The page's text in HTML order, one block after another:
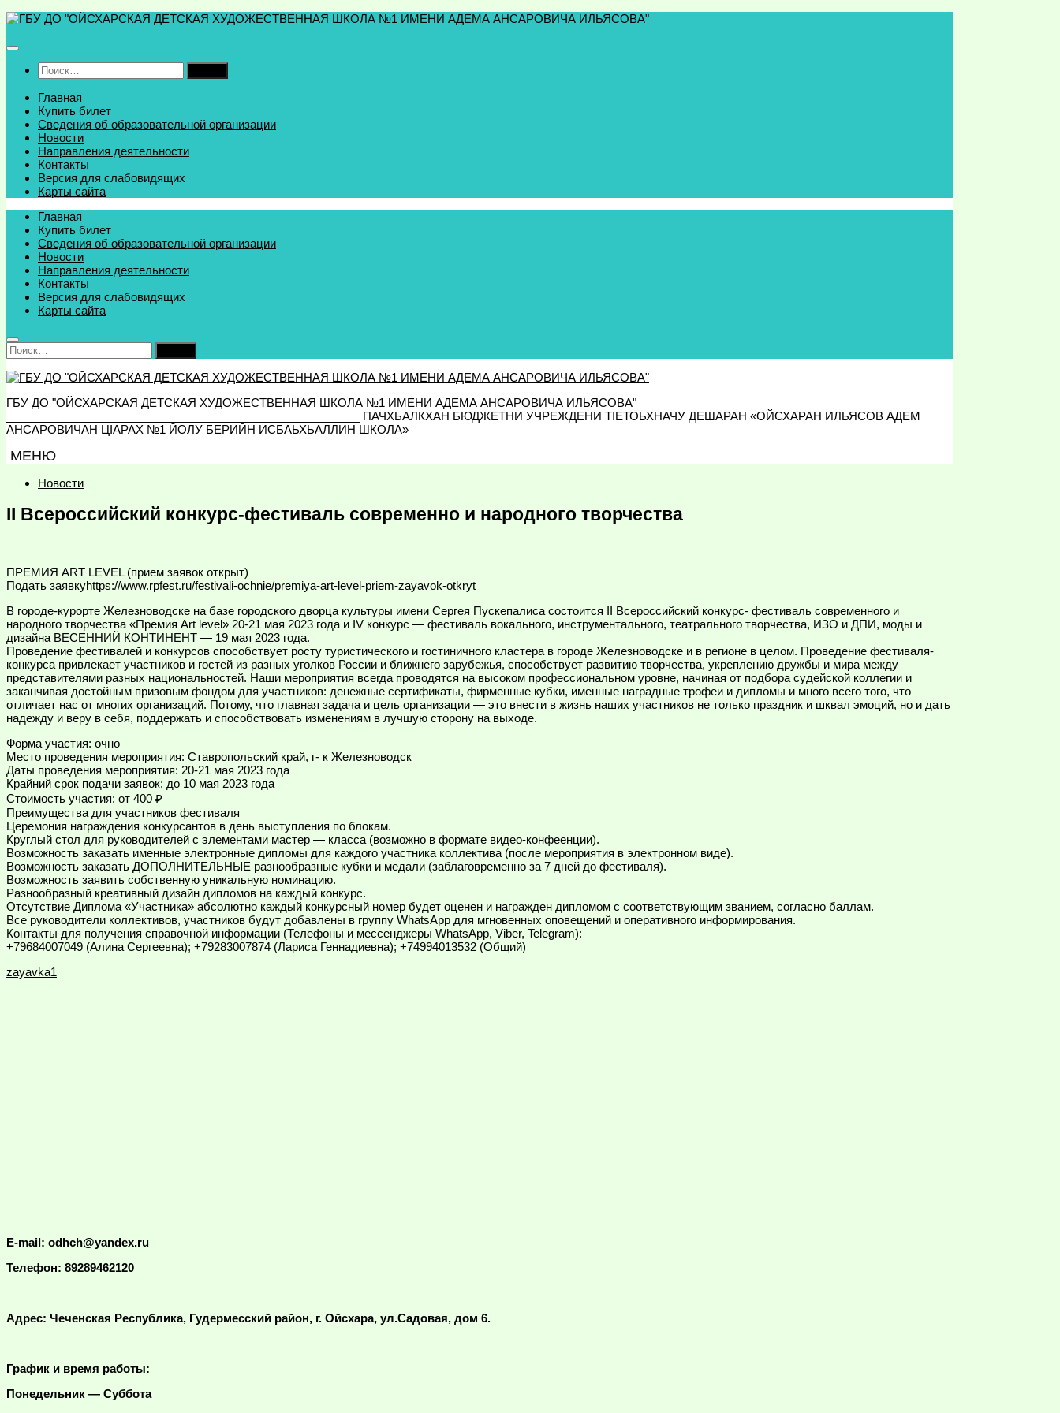
Перейти
содержимому
Найти:
Главная
Купить билет
Сведения об образовательной организации
Новости
Направления деятельности
Контакты
Версия для слабовидящих
Карты сайта
Главная
Купить билет
Сведения об образовательной организации
Новости
Направления деятельности
Контакты
Версия для слабовидящих
Карты сайта
Найти:
ГБУ ДО "ОЙСХАРСКАЯ ДЕТСКАЯ ХУДОЖЕСТВЕННАЯ ШКОЛА №1 ИМЕНИ АДЕМА АНСАРОВИЧА ИЛЬЯСОВА"
________________________________________________________ ПАЧХЬАЛКХАН БЮДЖЕТНИ УЧРЕЖДЕНИ ТIЕТОЬХНАЧУ ДЕШАРАН «ОЙСХАРАН ИЛЬЯСОВ АДЕМ
АНСАРОВИЧАН ЦIАРАХ №1 ЙОЛУ БЕРИЙН ИСБАЬХЬАЛЛИН ШКОЛА»
МЕНЮ
Новости
II Всероссийский конкурс-фестиваль современно и народного творчества
ПРЕМИЯ ART LEVEL (прием заявок открыт)
Подать заявкуhttps://www.rpfest.ru/festivali-ochnie/premiya-art-level-priem-zayavok-otkryt
В городе-курорте Железноводске на базе городского дворца культуры имени Сергея Пускепалиса состоится II Всероссийский конкурс- фестиваль современного и
народного творчества «Премия Art level» 20-21 мая 2023 года и IV конкурс — фестиваль вокального, инструментального, театрального творчества, ИЗО и ДПИ, моды и
дизайна ВЕСЕННИЙ КОНТИНЕНТ — 19 мая 2023 года.
Проведение фестивалей и конкурсов способствует росту туристического и гостиничного кластера в городе Железноводске и в регионе в целом. Проведение фестиваля-
конкурса привлекает участников и гостей из разных уголков России и ближнего зарубежья, способствует развитию творчества, укреплению дружбы и мира между
представителями разных национальностей. Наши мероприятия всегда проводятся на высоком профессиональном уровне, начиная от подбора судейской коллегии и
заканчивая достойным призовым фондом для участников: денежные сертификаты, фирменные кубки, именные наградные трофеи и дипломы и много всего того, что
отличает нас от многих организаций. Потому, что главная задача и цель организации — это внести в жизнь наших участников не только праздник и шквал эмоций, но и дать
надежду и веру в себя, поддержать и способствовать изменениям в лучшую сторону на выходе.
Форма участия: очно
Место проведения мероприятия: Ставропольский край, г- к Железноводск
Даты проведения мероприятия: 20-21 мая 2023 года
Крайний срок подачи заявок: до 10 мая 2023 года
Стоимость участия: от 400 ₽
Преимущества для участников фестиваля
Церемония награждения конкурсантов в день выступления по блокам.
Круглый стол для руководителей с элементами мастер — класса (возможно в формате видео-конфеенции).
Возможность заказать именные электронные дипломы для каждого участника коллектива (после мероприятия в электронном виде).
Возможность заказать ДОПОЛНИТЕЛЬНЫЕ разнообразные кубки и медали (заблаговременно за 7 дней до фестиваля).
Возможность заявить собственную уникальную номинацию.
Разнообразный креативный дизайн дипломов на каждый конкурс.
Отсутствие Диплома «Участника» абсолютно каждый конкурсный номер будет оценен и награжден дипломом с соответствующим званием, согласно баллам.
Все руководители коллективов, участников будут добавлены в группу WhatsApp для мгновенных оповещений и оперативного информирования.
Контакты для получения справочной информации (Телефоны и мессенджеры WhatsApp, Viber, Telegram):
+79684007049 (Алина Сергеевна); +79283007874 (Лариса Геннадиевна); +74994013532 (Общий)
zayavka1
E-mail: odhch@yandex.ru
Телефон: 89289462120
Адрес: Чеченская Республика, Гудермесский район, г. Ойсхара, ул.Садовая, дом 6.
График и время работы:
Понедельник — Суббота